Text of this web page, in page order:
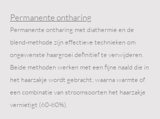
Permanente ontharing
Permanente ontharing met diathermie en de
blend-methode zijn effectieve technieken om
ongewenste haargroei definitief te verwijderen.
Beide methoden werken met een fijne naald die in
het haarzakje wordt gebracht, waarna warmte of
een combinatie van stroomsoorten het haarzakje
vernietigt (60-80%).